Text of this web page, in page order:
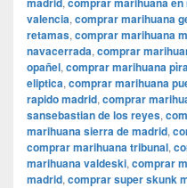
valencia, comprar marihuana
retamas, comprar marihuana
navacerrada, comprar
opañel, comprar marihuana
eliptica, comprar marihuana
rapido madrid, comprar
sansebastian de los reyes,
marihuana sierra de madrid,
comprar marihuana tribunal,
marihuana valdeski, comprar
madrid, comprar super skunk